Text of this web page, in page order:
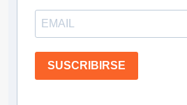
SUSCRIBIRSE